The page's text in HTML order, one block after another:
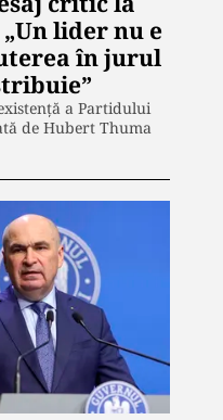
„Un lider nu e
în jurul
a Partidului
de Hubert Thuma